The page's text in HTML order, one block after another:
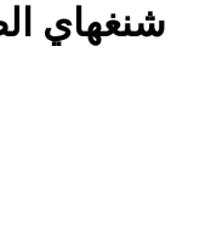
شنغهاي